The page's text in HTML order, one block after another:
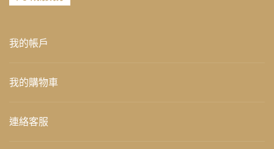
我的帳戶
我的購物車
連絡客服